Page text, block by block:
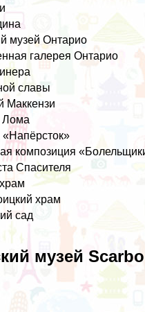
музей Онтарио
галерея Онтарио
славы
Маккензи
Лома
«Напёрсток»
композиция
Спасителя
храм
сад
музей